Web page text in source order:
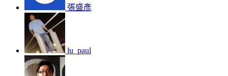
張盛彥
lu_paul